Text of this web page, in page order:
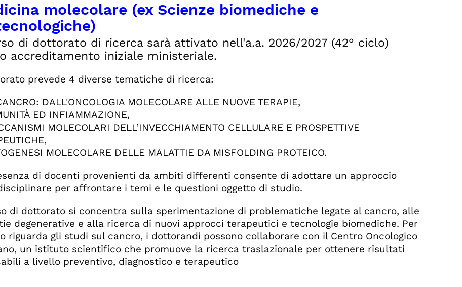
molecolare (ex Scienze biomediche e
di dottorato di ricerca sarà attivato nell'a.a. 2026/2027 (42° ciclo)
accreditamento iniziale ministeriale.
prevede 4 diverse tematiche di ricerca:
DALL'ONCOLOGIA MOLECOLARE ALLE NUOVE TERAPIE,
ED INFIAMMAZIONE,
MOLECOLARI DELL’INVECCHIAMENTO CELLULARE E PROSPETTIVE
MOLECOLARE DELLE MALATTIE DA MISFOLDING PROTEICO.
di docenti provenienti da ambiti differenti consente di adottare un approccio
per affrontare i temi e le questioni oggetto di studio.
di dottorato si concentra sulla sperimentazione di problematiche legate al cancro, alle
degenerative e alla ricerca di nuovi approcci terapeutici e tecnologie biomediche. Per
riguarda gli studi sul cancro, i dottorandi possono collaborare con il Centro Oncologico
un istituto scientifico che promuove la ricerca traslazionale per ottenere risultati
a livello preventivo, diagnostico e terapeutico